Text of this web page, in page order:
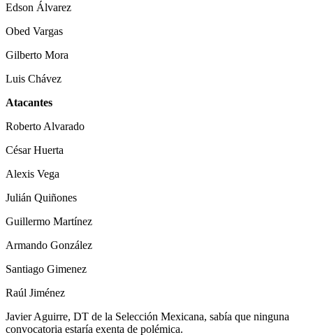
Edson Álvarez
Obed Vargas
Gilberto Mora
Luis Chávez
Atacantes
Roberto Alvarado
César Huerta
Alexis Vega
Julián Quiñones
Guillermo Martínez
Armando González
Santiago Gimenez
Raúl Jiménez
Javier Aguirre, DT de la Selección Mexicana, sabía que ninguna
convocatoria estaría exenta de polémica.